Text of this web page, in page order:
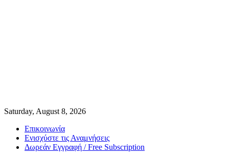
Saturday, August 8, 2026
Επικοινωνία
Ενισχύστε τις Αναμνήσεις
Δωρεάν Εγγραφή / Free Subscription